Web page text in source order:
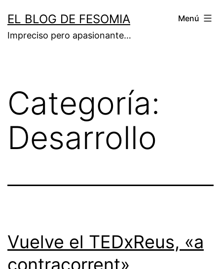
contenido
EL BLOG DE FESOMIA
Impreciso pero apasionante…
Menú
Categoría:
Desarrollo
Vuelve el TEDxReus, «a
contracorrent»